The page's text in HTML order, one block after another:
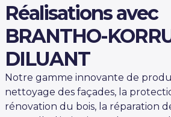
Réalisations avec
BRANTHO-
DILUANT
Notre gamme innovante de
nettoyage des façades, la
rénovation du bois, la réparation